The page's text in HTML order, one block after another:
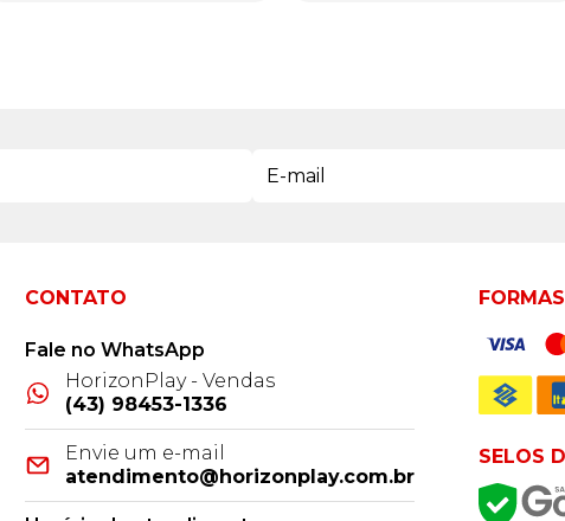
CONTATO
Fale no WhatsApp
HorizonPlay - Vendas
(43) 98453-1336
Envie um e-mail
atendimento@horizonplay.com.br
SELOS